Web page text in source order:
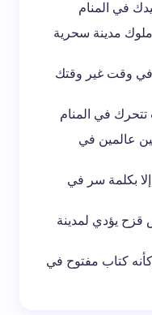
في المنام
مدينة سحرية
في وقت غير وقتك
في المنام
عالمين في
بكلمة سر في
يؤدي لمدينة
كتاب مفتوح في